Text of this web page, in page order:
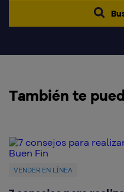
También te
VENDER EN LÍNEA